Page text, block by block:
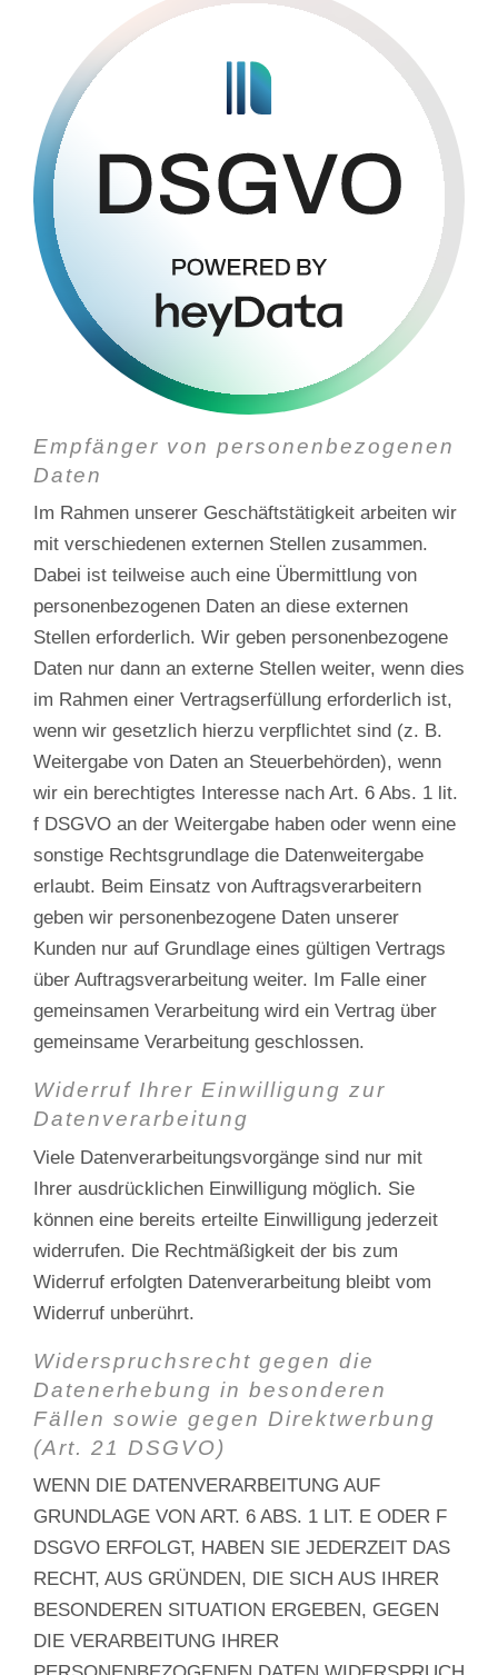
Empfänger von personenbezogenen
Daten
Im Rahmen unserer Geschäftstätigkeit arbeiten wir
mit verschiedenen externen Stellen zusammen.
Dabei ist teilweise auch eine Übermittlung von
personenbezogenen Daten an diese externen
Stellen erforderlich. Wir geben personenbezogene
Daten nur dann an externe Stellen weiter, wenn dies
im Rahmen einer Vertragserfüllung erforderlich ist,
wenn wir gesetzlich hierzu verpflichtet sind (z. B.
Weitergabe von Daten an Steuerbehörden), wenn
wir ein berechtigtes Interesse nach Art. 6 Abs. 1 lit.
f DSGVO an der Weitergabe haben oder wenn eine
sonstige Rechtsgrundlage die Datenweitergabe
erlaubt. Beim Einsatz von Auftragsverarbeitern
geben wir personenbezogene Daten unserer
Kunden nur auf Grundlage eines gültigen Vertrags
über Auftragsverarbeitung weiter. Im Falle einer
gemeinsamen Verarbeitung wird ein Vertrag über
gemeinsame Verarbeitung geschlossen.
Widerruf Ihrer Einwilligung zur
Datenverarbeitung
Viele Datenverarbeitungsvorgänge sind nur mit
Ihrer ausdrücklichen Einwilligung möglich. Sie
können eine bereits erteilte Einwilligung jederzeit
widerrufen. Die Rechtmäßigkeit der bis zum
Widerruf erfolgten Datenverarbeitung bleibt vom
Widerruf unberührt.
Widerspruchsrecht gegen die
Datenerhebung in besonderen
Fällen sowie gegen Direktwerbung
(Art. 21 DSGVO)
WENN DIE DATENVERARBEITUNG AUF
GRUNDLAGE VON ART. 6 ABS. 1 LIT. E ODER F
DSGVO ERFOLGT, HABEN SIE JEDERZEIT DAS
RECHT, AUS GRÜNDEN, DIE SICH AUS IHRER
BESONDEREN SITUATION ERGEBEN, GEGEN
DIE VERARBEITUNG IHRER